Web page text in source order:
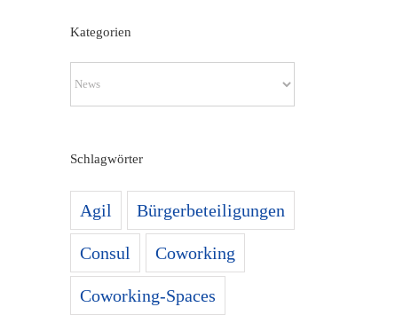
Kategorien
Kategorien
Schlagwörter
Agil Bürgerbeteiligungen
Consul Coworking
Coworking-Spaces